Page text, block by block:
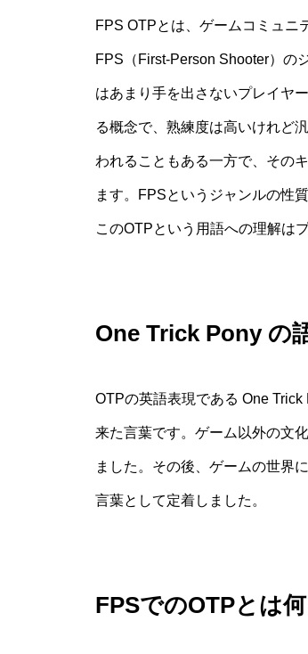
FPS OTPとは、ゲームコミュニ
FPS（First-Person Shooter）の
はあまり手を出さないプレイヤ
る概念で、熟練度は高いけれど
われることもある一方で、その
ます。FPSというジャンルの性
このOTPという用語への理解は
One Trick Pony の
OTPの英語表現である One
来た言葉です。ゲーム以外の文
ました。その後、ゲームの世界
言葉として定着しました。
FPSでのOTPとは